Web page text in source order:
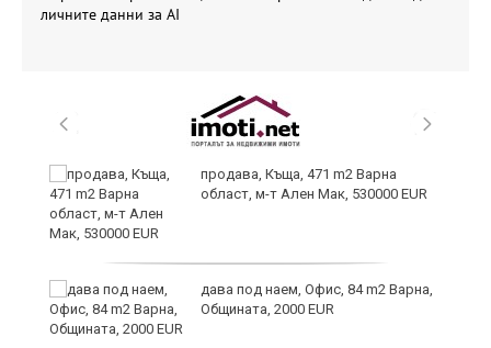
личните данни за AI
продава, Къща, 471 m2 Варна
област, м-т Ален Мак, 530000 EUR
дава под наем, Офис, 84 m2 Варна,
Общината, 2000 EUR